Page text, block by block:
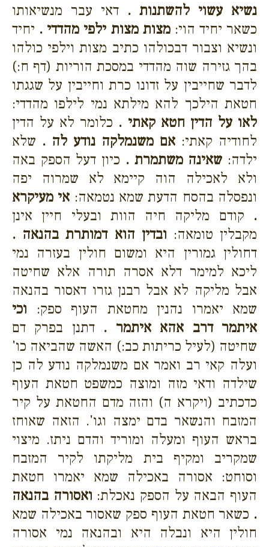
נשיא עשוי להשתנות . דאי עבר מנשיאותו
כשאר יחיד הוי:מצות מצות ילפי מהדדי . יחיד
ונשיא וצבור דבכולהו כתיב מצות וילפי כולהו
בהך גזירה שוה מהדדי במסכת הוריות (דף ח:)
לדבר שחייבין על זדונו כרת וחייבין על שגגתו
חטאת הילכך להא מילתא נמי לילפו מהדדי:
לאו על הדין חטא קאתי . כלומר לא על הדין
לחודיה קאתי: אם משנמלקה נודע לה . שלא
ילדה: שאינה משתמרת . כיון דעל הספק באה
ולא לאכילה הוה קיימא לא שמרוה יפה
ונפסלה בהסח הדעת שמא נטמאה: אי מעיקרא
. קודם מליקה חיה הוות ובעלי חיין אינן
מקבלין טומאה: ובדין הוא דמותרת בהנאה .
דחולין גמורין היא ומשום חולין בעזרה נמי
ליכא למימר דלא אסרה תורה אלא שחיטה
אבל מליקה לא אבל רבנן גזרו דאסור בהנאה
שמא יאמרו נהנין מחטאת העוף ספק: וכי
איתמר דרב אהא איתמר . דתנן בפרק דם
שחיטה (לעיל כריתות כב:) האשה שהביאה כו'
ועלה קאי רב ואמר אם משנמלקה נודע לה כן
שילדה ודאי מזה ומוצה כמשפט חטאת העוף
כדכתיב (ויקרא ה) והזה מדם החטאת על קיר
המזבח והנשאר בדם ימצה וגו'. הזאה שאוחז
בראש העוף ומעלה ומוריד והדם ניתז. מיצוי
שמקריב ומקיף בית מליקתו לקיר המזבח
וסוחט: אסורה באכילה שמא יאמרו חטאת
העוף הבאה על הספק נאכלת: ואסורה בהנאה
. כשאר חטאת העוף ספק שאסור באכילה שמא
חולין היא ונבלה היא ובהנאה נמי אסורה